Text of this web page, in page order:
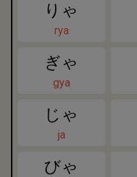
りゃ
rya
ぎゃ
gya
じゃ
ja
びゃ